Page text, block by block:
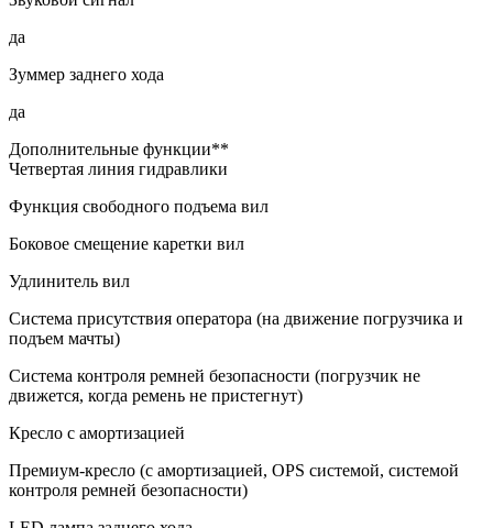
да
Зуммер заднего хода
да
Дополнительные функции**
Четвертая линия гидравлики
Функция свободного подъема вил
Боковое смещение каретки вил
Удлинитель вил
Система присутствия оператора (на движение погрузчика и
подъем мачты)
Система контроля ремней безопасности (погрузчик не
движется, когда ремень не пристегнут)
Кресло с амортизацией
Премиум-кресло (с амортизацией, OPS системой, системой
контроля ремней безопасности)